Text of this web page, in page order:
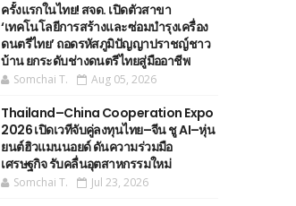
ครั้งแรกในไทย! สจด. เปิดตัวสาขา
‘เทคโนโลยีการสร้างและซ่อมบำรุงเครื่อง
ดนตรีไทย’ ​ถอดรหัสภูมิปัญญาปราชญ์ชาว
บ้าน ยกระดับช่างดนตรีไทยสู่มืออาชีพ
Somchai T. Aug 05, 2026
Thailand–China Cooperation Expo
2026 เปิดเวทีจับคู่ลงทุนไทย–จีน ชู AI–หุ่น
ยนต์ฮิวแมนนอยด์ ดันความร่วมมือ
เศรษฐกิจ รับคลื่นอุตสาหกรรมใหม่
Somchai T. Jul 23, 2026